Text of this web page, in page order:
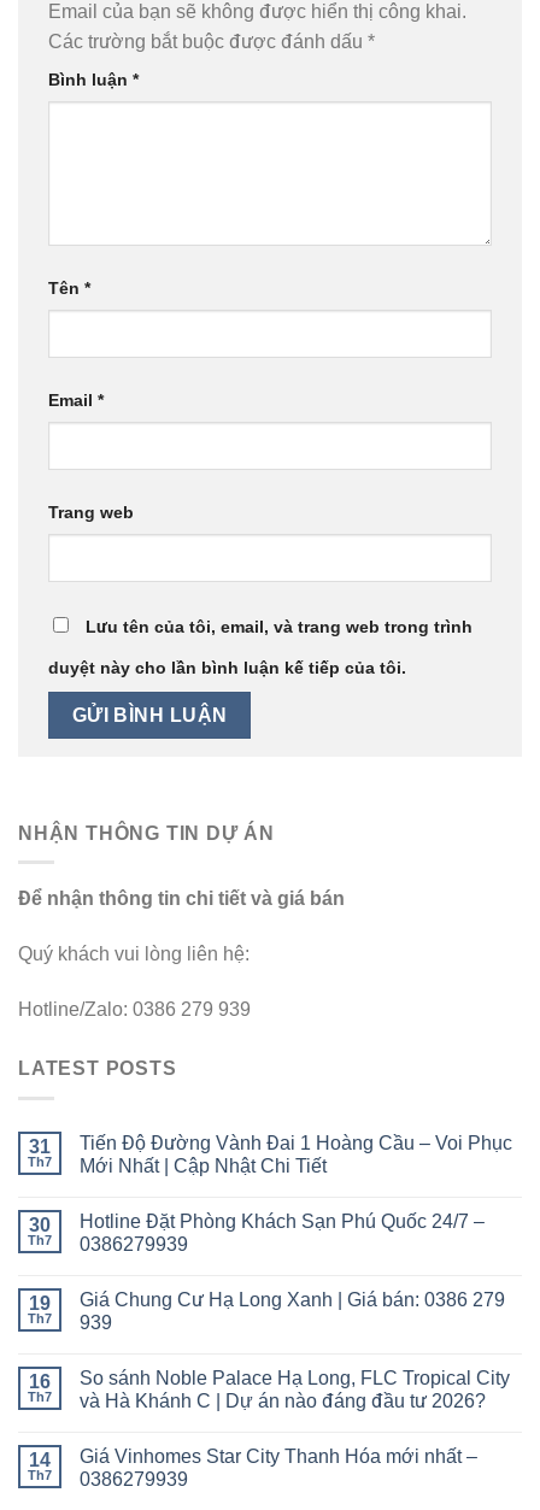
Email của bạn sẽ không được hiển thị công khai.
Các trường bắt buộc được đánh dấu *
Bình luận *
Tên *
Email *
Trang web
Lưu tên của tôi, email, và trang web trong trình
duyệt này cho lần bình luận kế tiếp của tôi.
NHẬN THÔNG TIN DỰ ÁN
Để nhận thông tin chi tiết và giá bán
Quý khách vui lòng liên hệ:
Hotline/Zalo: 0386 279 939
LATEST POSTS
31
Th7
Tiến Độ Đường Vành Đai 1 Hoàng Cầu – Voi Phục
Mới Nhất | Cập Nhật Chi Tiết
30
Th7
Hotline Đặt Phòng Khách Sạn Phú Quốc 24/7 –
0386279939
19
Th7
Giá Chung Cư Hạ Long Xanh | Giá bán: 0386 279
939
16
Th7
So sánh Noble Palace Hạ Long, FLC Tropical City
và Hà Khánh C | Dự án nào đáng đầu tư 2026?
14
Th7
Giá Vinhomes Star City Thanh Hóa mới nhất –
0386279939